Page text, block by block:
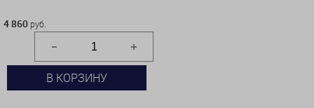
4 860 руб.
В КОРЗИНУ